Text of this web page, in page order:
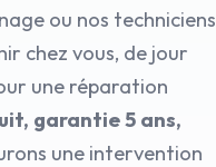
ou nos techniciens
chez vous, de jour
une réparation
garantie 5 ans,
une intervention